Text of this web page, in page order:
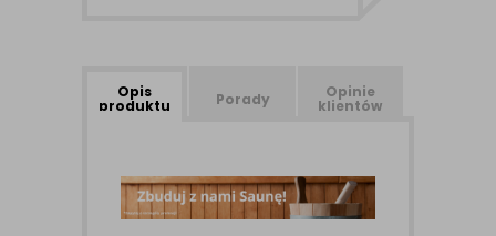
Opis
produktu Porady Opinie
klientów